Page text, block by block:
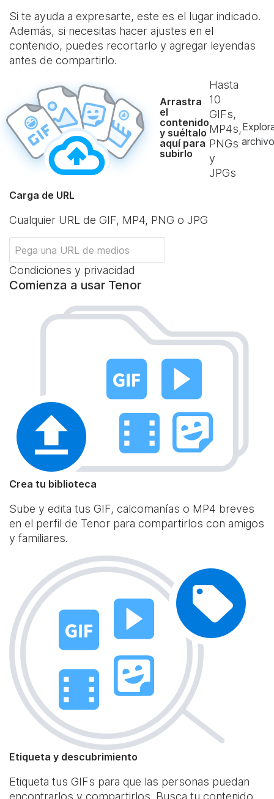
Si te ayuda a expresarte, este es el lugar indicado.
Además, si necesitas hacer ajustes en el
contenido, puedes recortarlo y agregar leyendas
antes de compartirlo.
Arrastra
el
contenido
y suéltalo
aquí para
subirlo
Hasta
10
GIFs,
MP4s,
PNGs
y
JPGs
Carga de URL
Cualquier URL de GIF, MP4, PNG o JPG
Condiciones y privacidad
Comienza a usar Tenor
Crea tu biblioteca
Sube y edita tus GIF, calcomanías o MP4 breves
en el perfil de Tenor para compartirlos con amigos
y familiares.
Etiqueta y descubrimiento
Etiqueta tus GIFs para que las personas puedan
encontrarlos y compartirlos. Busca tu contenido